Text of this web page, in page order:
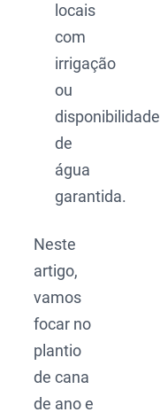
locais
com
irrigação
ou
disponibilidade
de
água
garantida.
Neste
artigo,
vamos
focar no
plantio
de cana
de ano e